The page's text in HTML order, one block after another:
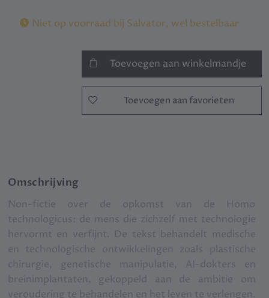
Niet op voorraad bij Salvator, wel bestelbaar
Toevoegen aan winkelmandje
Toevoegen aan favorieten
Omschrijving
Non-fictie over de opkomst van de Homo
technologicus: de mens die zichzelf met technologie
hervormt en verfijnt. De tekst behandelt medische
en technologische ontwikkelingen zoals plastische
chirurgie, genetische manipulatie, AI-dokters en
breinimplantaten, gekoppeld aan de ambitie om
veroudering te behandelen en het leven te verlengen.